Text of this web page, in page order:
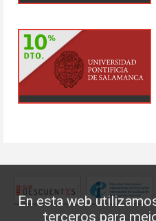
En esta web
terceros para